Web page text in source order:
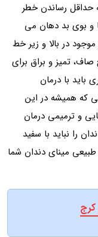
حداقل رساندن خطر
و بوی بد دهان می
در بالا و زیر خط
تمیز و براق برای
باید با درمان
که همیشه در این
و ترمیمی درمان
را نباید با سفید
مینای دندان شما
کرج